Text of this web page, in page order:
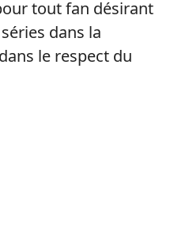
tout fan désirant
dans la
le respect du